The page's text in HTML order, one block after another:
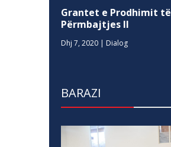
Grantet e Prodhimit të
Përmbajtjes II
Dhj 7, 2020 | Dialog
BARAZI